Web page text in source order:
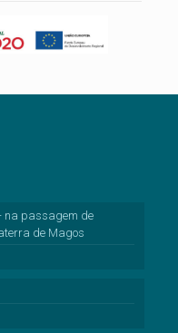
na passagem de
de Magos